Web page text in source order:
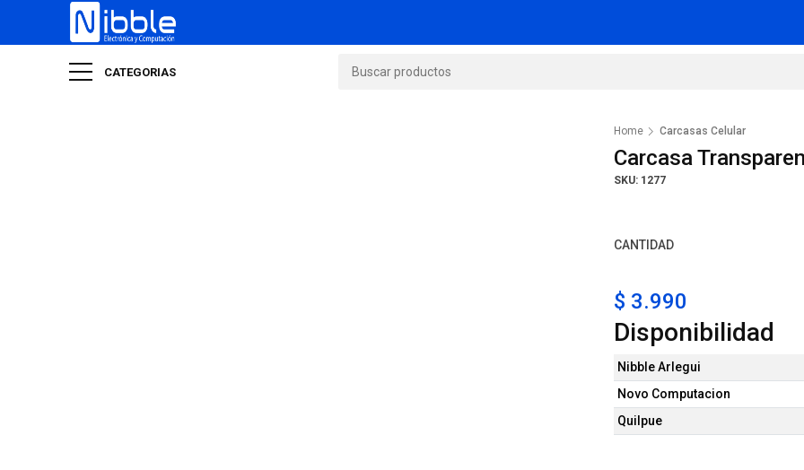
CATEGORIAS
Home Carcasas Celular
Carcasa
SKU: 1277
CANTIDAD
$ 3.990
Disponibilidad
Nibble Arlegui
Novo Computacion
Quilpue